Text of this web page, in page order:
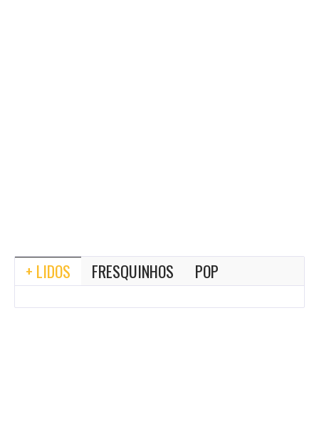
+ LIDOS FRESQUINHOS POP